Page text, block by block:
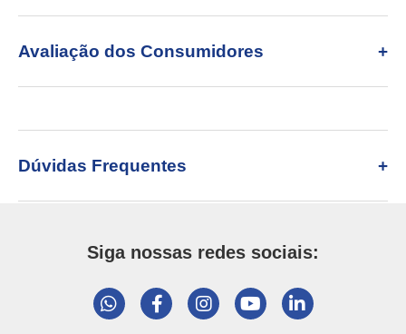
Avaliação dos Consumidores
Dúvidas Frequentes
Siga nossas redes sociais: